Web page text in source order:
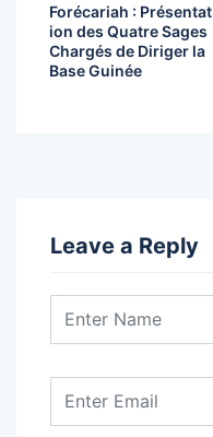
Forécariah : Présentat
ion des Quatre Sages
Chargés de Diriger la
Base Guinée
Leave a Reply